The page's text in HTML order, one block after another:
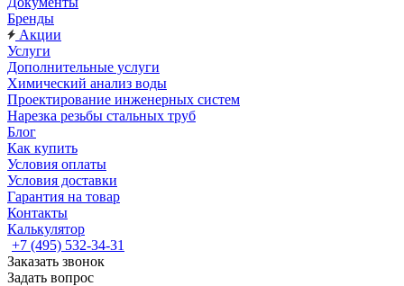
Бренды
Акции
Услуги
Дополнительные услуги
Химический анализ воды
Проектирование инженерных систем
Нарезка резьбы стальных труб
Блог
Как купить
Условия оплаты
Условия доставки
Гарантия на товар
Контакты
Калькулятор
+7 (495) 532‑34‑31
Заказать звонок
Задать вопрос